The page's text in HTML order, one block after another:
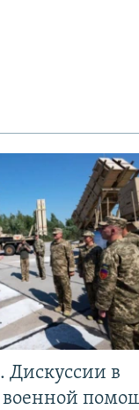
Дискуссии в